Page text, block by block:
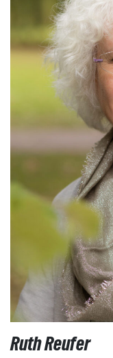
Ruth Reufer